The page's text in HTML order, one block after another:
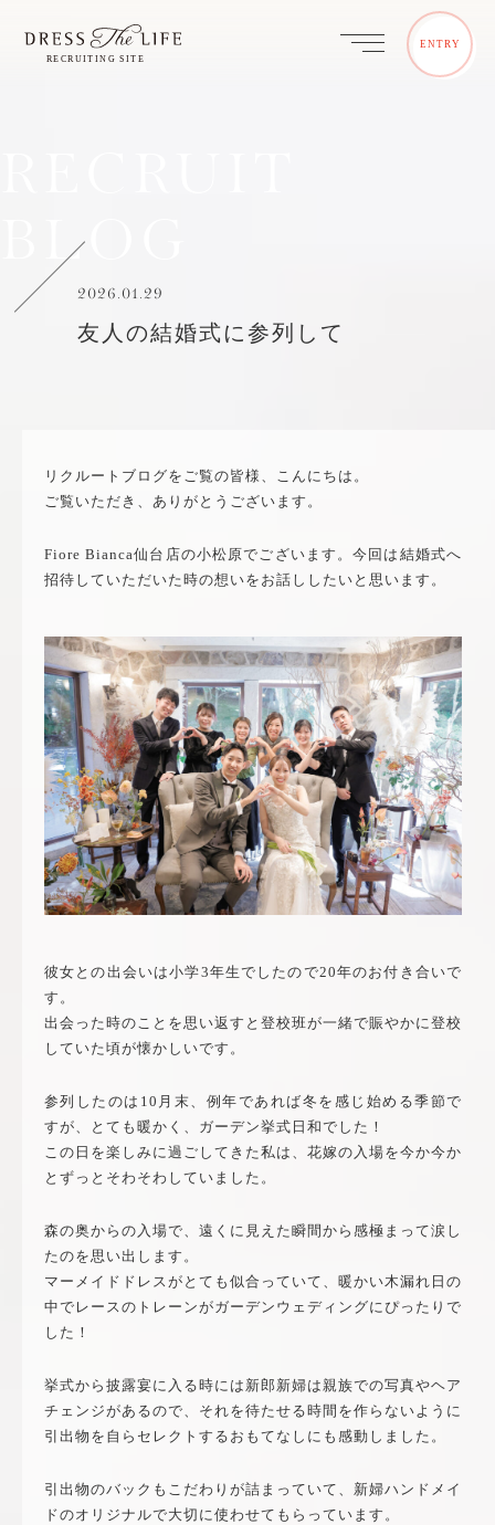
ENTRY
BLOG
2026.01.29
友人の結婚式に参列して
リクルートブログをご覧の皆様、こんにちは。
ご覧いただき、ありがとうございます。
Fiore Bianca仙台店の小松原でございます。今回は結婚式へ
招待していただいた時の想いをお話ししたいと思います。
彼女との出会いは小学3年生でしたので20年のお付き合いで
す。
出会った時のことを思い返すと登校班が一緒で賑やかに登校
していた頃が懐かしいです。
参列したのは10月末、例年であれば冬を感じ始める季節で
すが、とても暖かく、ガーデン挙式日和でした！
この日を楽しみに過ごしてきた私は、花嫁の入場を今か今か
とずっとそわそわしていました。
森の奥からの入場で、遠くに見えた瞬間から感極まって涙し
たのを思い出します。
マーメイドドレスがとても似合っていて、暖かい木漏れ日の
中でレースのトレーンがガーデンウェディングにぴったりで
した！
挙式から披露宴に入る時には新郎新婦は親族での写真やヘア
チェンジがあるので、それを待たせる時間を作らないように
引出物を自らセレクトするおもてなしにも感動しました。
引出物のバックもこだわりが詰まっていて、新婦ハンドメイ
ドのオリジナルで大切に使わせてもらっています。